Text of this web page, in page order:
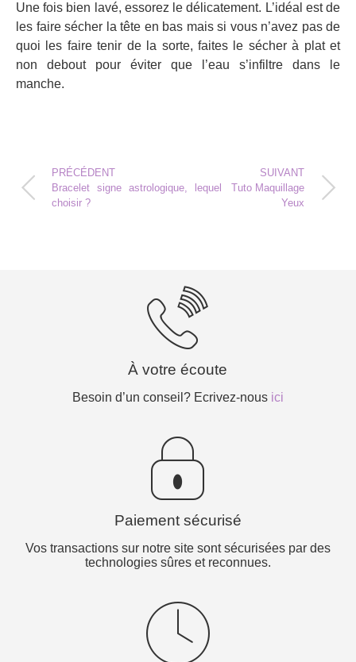
Une fois bien lavé, essorez le délicatement. L’idéal est de
les faire sécher la tête en bas mais si vous n’avez pas de
quoi les faire tenir de la sorte, faites le sécher à plat et
non debout pour éviter que l’eau s’infiltre dans le
manche.
PRÉCÉDENT
Bracelet signe astrologique, lequel
choisir ?
SUIVANT
Tuto Maquillage
Yeux
À votre écoute
Besoin d’un conseil? Ecrivez-nous ici
Paiement sécurisé
Vos transactions sur notre site sont sécurisées par des
technologies sûres et reconnues.